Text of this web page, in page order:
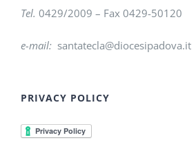
Tel. 0429/2009 – Fax 0429-50120
e-mail: santatecla@diocesipadova.it
PRIVACY POLICY